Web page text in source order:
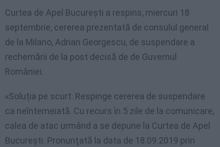
Curtea de Apel București a respins, miercuri 18
septembrie, cererea prezentată de consulul general
de la Milano, Adrian Georgescu, de suspendare a
rechemării de la post decisă de de Guvernul
României.
«Soluția pe scurt: Respinge cererea de suspendare
ca neîntemeiată. Cu recurs în 5 zile de la comunicare,
calea de atac urmând a se depune la Curtea de Apel
Bucureşti. Pronunţată la data de 18.09.2019 prin